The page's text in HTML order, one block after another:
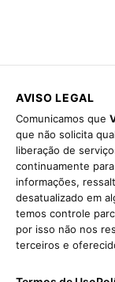
AVISO LEGAL
Comunicamos que
que não solicita
liberação de
continuamente
informações,
desatualizado em
temos controle
por isso não nos
terceiros e